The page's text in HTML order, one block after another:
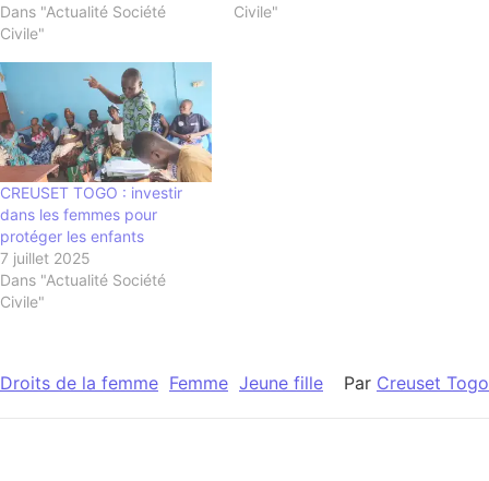
Dans "Actualité Société
Civile"
Civile"
CREUSET TOGO : investir
dans les femmes pour
protéger les enfants
7 juillet 2025
Dans "Actualité Société
Civile"
Droits de la femme Femme Jeune fille Par Creuset Togo